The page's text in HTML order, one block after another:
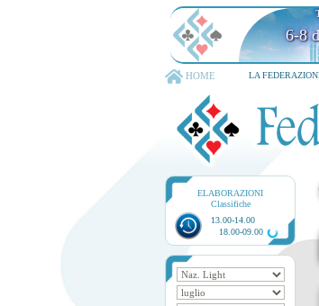
6-8
HOME LA
ELABORAZIONI
Classifiche
13.00-14.00
18.00-09.00